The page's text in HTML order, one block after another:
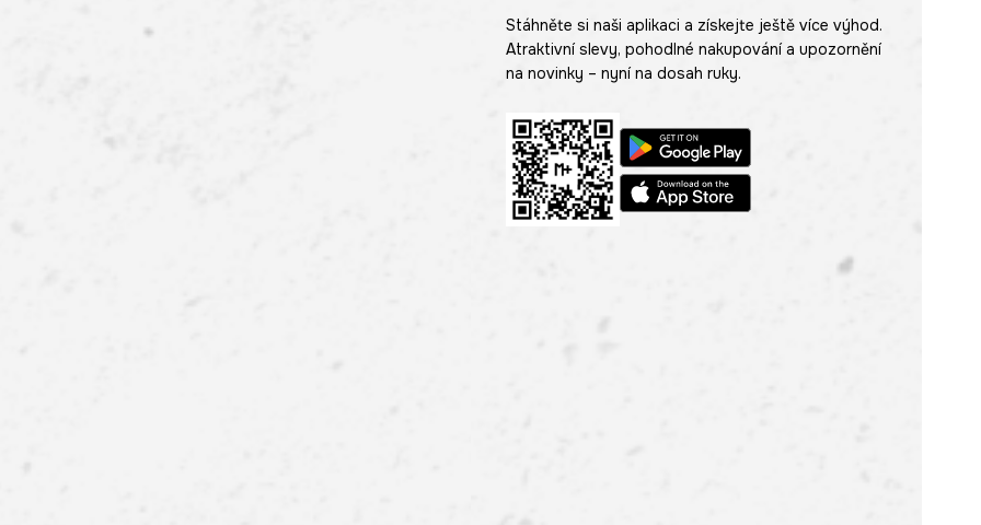
Stáhněte si naši aplikaci a získejte ještě více výhod.
Atraktivní slevy, pohodlné nakupování a upozornění
na novinky – nyní na dosah ruky.